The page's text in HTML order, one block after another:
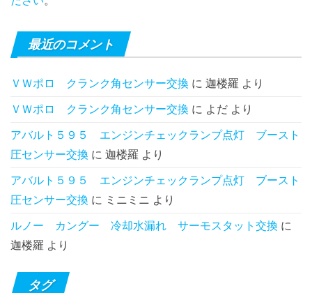
最近のコメント
ＶＷポロ クランク角センサー交換 に 迦楼羅 より
ＶＷポロ クランク角センサー交換 に よだ より
アバルト５９５ エンジンチェックランプ点灯 ブースト
圧センサー交換 に 迦楼羅 より
アバルト５９５ エンジンチェックランプ点灯 ブースト
圧センサー交換 に ミニミニ より
ルノー カングー 冷却水漏れ サーモスタット交換 に
迦楼羅 より
タグ